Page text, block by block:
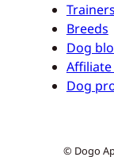
Trainers
Breeds
Dog
Dog
© Dogo